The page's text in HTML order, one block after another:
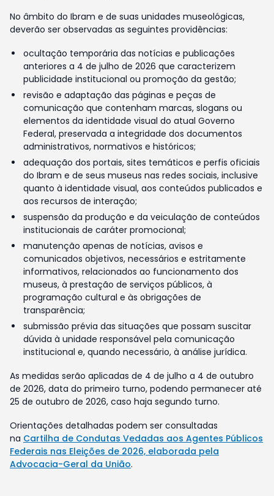
No âmbito do Ibram e de suas unidades museológicas,
deverão ser observadas as seguintes providências:
ocultação temporária das notícias e publicações
anteriores a 4 de julho de 2026 que caracterizem
publicidade institucional ou promoção da gestão;
revisão e adaptação das páginas e peças de
comunicação que contenham marcas, slogans ou
elementos da identidade visual do atual Governo
Federal, preservada a integridade dos documentos
administrativos, normativos e históricos;
adequação dos portais, sites temáticos e perfis oficiais
do Ibram e de seus museus nas redes sociais, inclusive
quanto à identidade visual, aos conteúdos publicados e
aos recursos de interação;
suspensão da produção e da veiculação de conteúdos
institucionais de caráter promocional;
manutenção apenas de notícias, avisos e
comunicados objetivos, necessários e estritamente
informativos, relacionados ao funcionamento dos
museus, à prestação de serviços públicos, à
programação cultural e às obrigações de
transparência;
submissão prévia das situações que possam suscitar
dúvida à unidade responsável pela comunicação
institucional e, quando necessário, à análise jurídica.
As medidas serão aplicadas de 4 de julho a 4 de outubro
de 2026, data do primeiro turno, podendo permanecer até
25 de outubro de 2026, caso haja segundo turno.
Orientações detalhadas podem ser consultadas
na Cartilha de Condutas Vedadas aos Agentes Públicos
Federais nas Eleições de 2026, elaborada pela
Advocacia-Geral da União.